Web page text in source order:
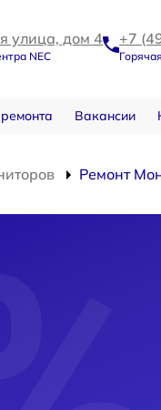
улица, дом 4
NEC
+7
Вакансии
Ремонт